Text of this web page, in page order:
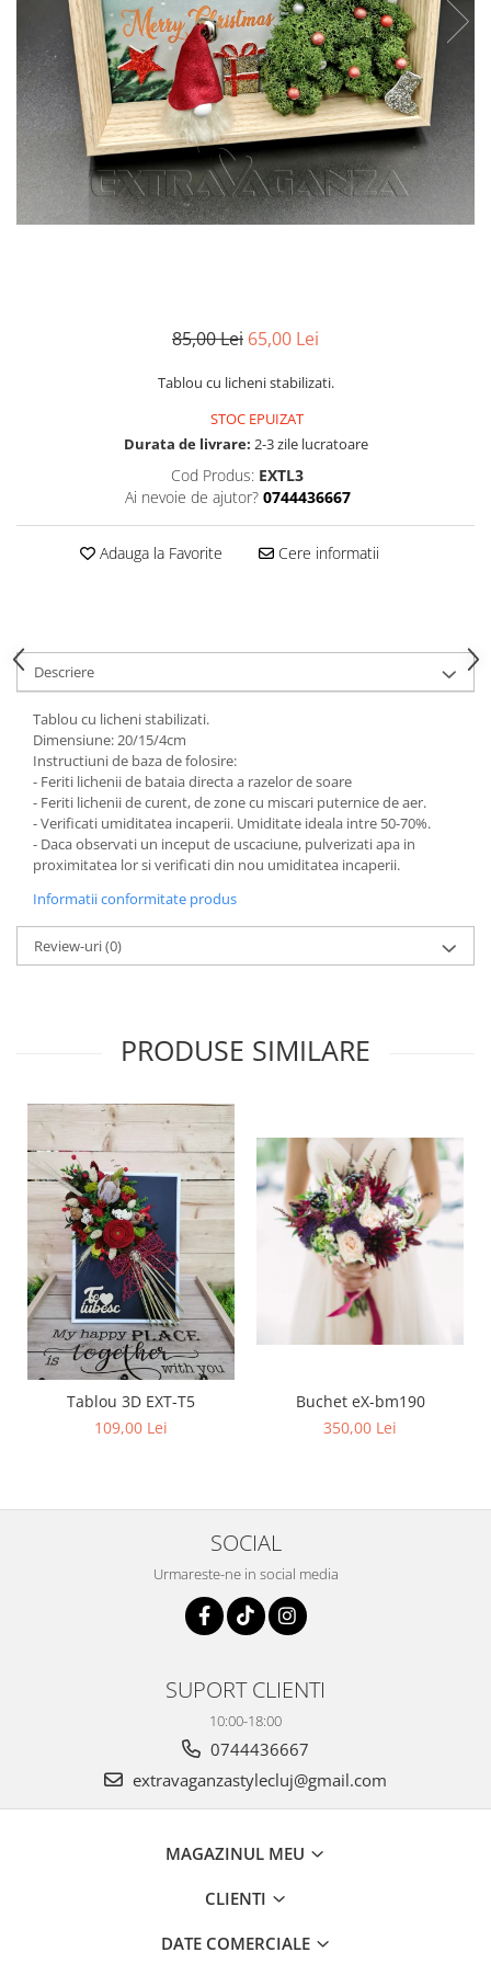
Pachete marturii
Pungi si cutii prajituri
Sticle si borcane
Cutii flori de hartie
Cutii flori de sapun
Cutii flori mixte
Cutii LUX
Aranjamente tematice
2025 Craciun
2020 Craciun si Anul Nou
HOME & OFFICE Deco
85,00 Lei 65,00 Lei
Tablou cu licheni stabilizati.
STOC EPUIZAT
Durata de livrare: 2-3 zile lucratoare
Cod Produs: EXTL3
Ai nevoie de ajutor? 0744436667
Adauga la Favorite Cere informatii
Descriere
Tablou cu licheni stabilizati.
Dimensiune: 20/15/4cm
Instructiuni de baza de folosire:
- Feriti lichenii de bataia directa a razelor de soare
- Feriti lichenii de curent, de zone cu miscari puternice de aer.
- Verificati umiditatea incaperii. Umiditate ideala intre 50-70%.
- Daca observati un inceput de uscaciune, pulverizati apa in
proximitatea lor si verificati din nou umiditatea incaperii.
Informatii conformitate produs
Review-uri(0)
PRODUSE SIMILARE
Tablou 3D EXT-T5
109,00 Lei
Buchet eX-bm190
350,00 Lei
SOCIAL
Urmareste-ne in social media
SUPORT CLIENTI
10:00-18:00
0744436667
extravaganzastylecluj@gmail.com
MAGAZINUL MEU
CLIENTI
DATE COMERCIALE